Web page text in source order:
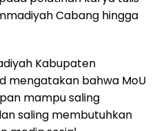
Cabang hingga
Kabupaten
mengatakan bahwa MoU
mampu saling
saling membutuhkan